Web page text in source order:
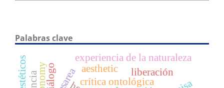
Palabras clave
crítica ontológica
liberación
diálogo
experiencia de la naturaleza
aesthetic